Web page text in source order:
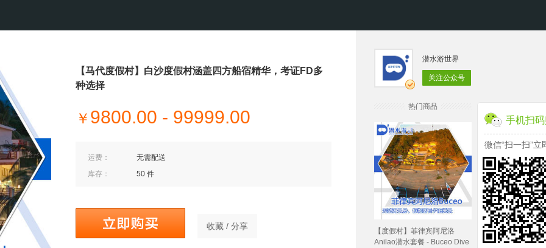
【马代度假村】白沙度假村涵盖四方船宿精华，考证FD多
种选择
￥ 9800.00 - 99999.00
运费：
无需配送
库存：
50 件
收藏 / 分享
潜水游世界
关注公众号
热门商品
【度假村】菲律宾阿尼洛
Anilao潜水套餐 - Buceo Dive
手机扫
微信“扫一扫”立